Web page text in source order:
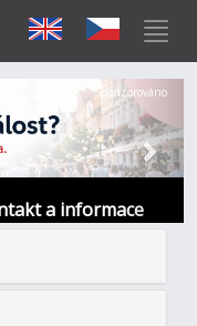
a informace
Další
Sponzorováno